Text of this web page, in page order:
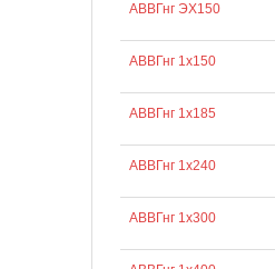
АВВГнг ЭХ150
АВВГнг 1х150
АВВГнг 1х185
АВВГнг 1х240
АВВГнг 1х300